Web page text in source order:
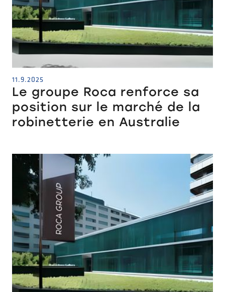
11.9.2025
Le groupe Roca renforce sa
position sur le marché de la
robinetterie en Australie